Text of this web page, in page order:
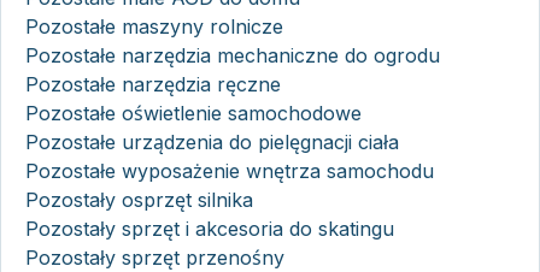
Pozostałe maszyny rolnicze
Pozostałe narzędzia mechaniczne do ogrodu
Pozostałe narzędzia ręczne
Pozostałe oświetlenie samochodowe
Pozostałe urządzenia do pielęgnacji ciała
Pozostałe wyposażenie wnętrza samochodu
Pozostały osprzęt silnika
Pozostały sprzęt i akcesoria do skatingu
Pozostały sprzęt przenośny